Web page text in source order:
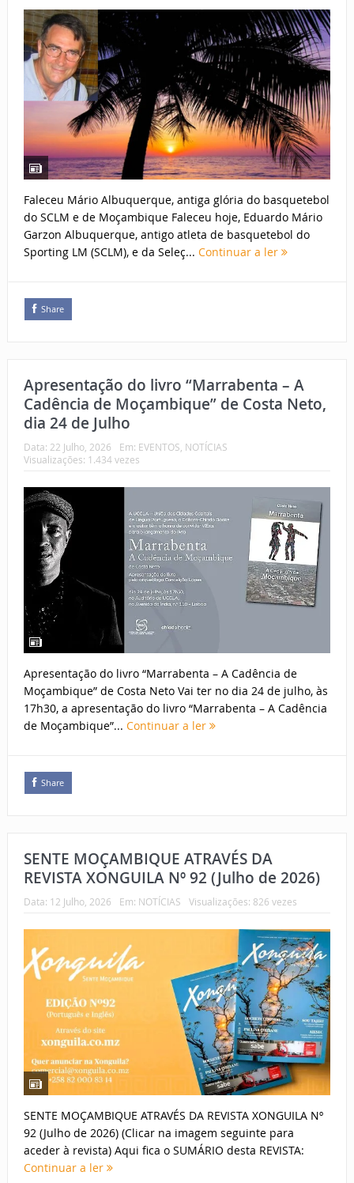
Faleceu Mário Albuquerque, antiga glória do basquetebol
do SCLM e de Moçambique Faleceu hoje, Eduardo Mário
Garzon Albuquerque, antigo atleta de basquetebol do
Sporting LM (SCLM), e da Seleç... Continuar a ler
Share
Apresentação do livro “Marrabenta – A
Cadência de Moçambique” de Costa Neto,
dia 24 de Julho
Data: 22 Julho, 2026 Em: EVENTOS NOTÍCIAS
Visualizações: 1.434 vezes
Apresentação do livro “Marrabenta – A Cadência de
Moçambique” de Costa Neto Vai ter no dia 24 de julho, às
17h30, a apresentação do livro “Marrabenta – A Cadência
de Moçambique”... Continuar a ler
Share
SENTE MOÇAMBIQUE ATRAVÉS DA
REVISTA XONGUILA Nº 92 (Julho de 2026)
Data: 12 Julho, 2026 Em: NOTÍCIAS Visualizações: 826 vezes
SENTE MOÇAMBIQUE ATRAVÉS DA REVISTA XONGUILA Nº
92 (Julho de 2026) (Clicar na imagem seguinte para
aceder à revista) Aqui fica o SUMÁRIO desta REVISTA:
Continuar a ler